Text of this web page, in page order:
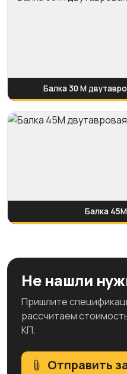
Балка 30 М
Балка
Не нашли
Пришлите
рассчитаем
КП.
Отправить